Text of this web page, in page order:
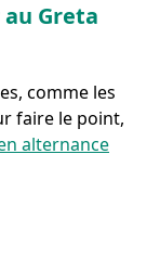
Greta
comme les
faire le point,
alternance